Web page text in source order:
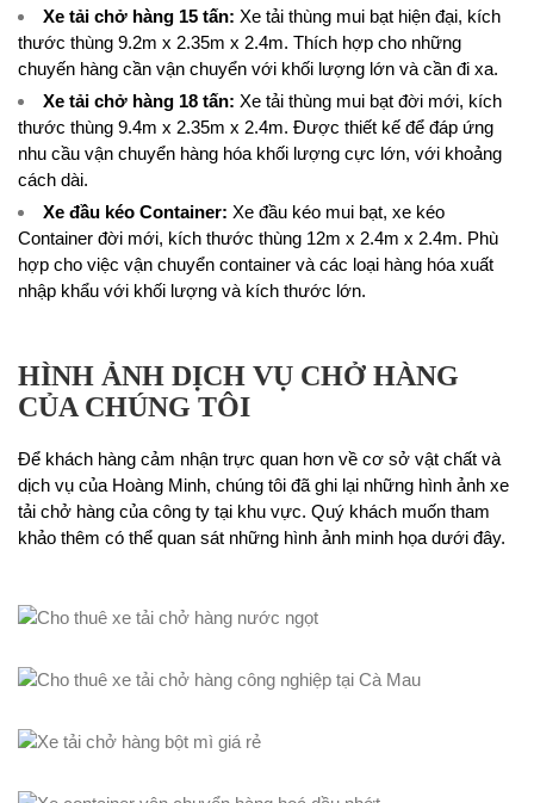
Xe tải chở hàng 15 tấn: Xe tải thùng mui bạt hiện đại, kích
thước thùng 9.2m x 2.35m x 2.4m. Thích hợp cho những
chuyến hàng cần vận chuyển với khối lượng lớn và cần đi xa.
Xe tải chở hàng 18 tấn: Xe tải thùng mui bạt đời mới, kích
thước thùng 9.4m x 2.35m x 2.4m. Được thiết kế để đáp ứng
nhu cầu vận chuyển hàng hóa khối lượng cực lớn, với khoảng
cách dài.
Xe đầu kéo Container: Xe đầu kéo mui bạt, xe kéo
Container đời mới, kích thước thùng 12m x 2.4m x 2.4m. Phù
hợp cho việc vận chuyển container và các loại hàng hóa xuất
nhập khẩu với khối lượng và kích thước lớn.
HÌNH ẢNH DỊCH VỤ CHỞ HÀNG
CỦA CHÚNG TÔI
Để khách hàng cảm nhận trực quan hơn về cơ sở vật chất và
dịch vụ của Hoàng Minh, chúng tôi đã ghi lại những hình ảnh xe
tải chở hàng của công ty tại khu vực. Quý khách muốn tham
khảo thêm có thể quan sát những hình ảnh minh họa dưới đây.